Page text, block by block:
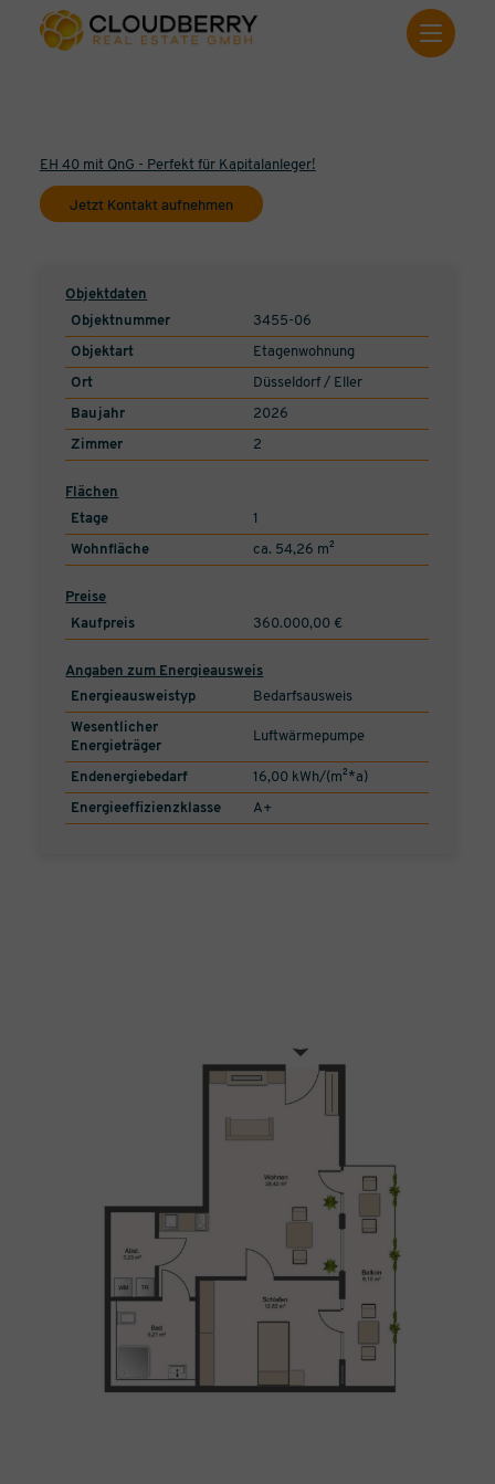
EH 40 mit QnG - Perfekt für Kapitalanleger!
Jetzt Kontakt aufnehmen
Objektdaten
Objektnummer
3455-06
Objektart Etagenwohnung
Ort Düsseldorf / Eller
Baujahr 2026
Zimmer 2
Flächen
Etage
1
Wohnfläche ca. 54,26 m²
Preise
Kaufpreis
360.000,00 €
Angaben zum Energieausweis
Energieausweistyp
Bedarfsausweis
Wesentlicher
Energieträger
Luftwärmepumpe
Endenergiebedarf 16,00 kWh/(m²*a)
Energieeffizienzklasse A+